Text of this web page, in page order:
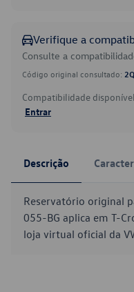
Verifique a
Consulte a
Código original consultado:
Compatibilidade
Entrar
Descrição
Reservatório original
055-BG aplica em T-
loja virtual oficial da